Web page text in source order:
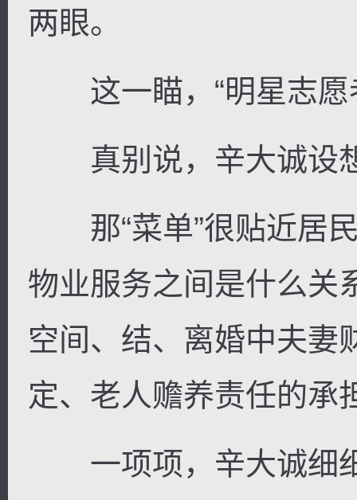
两眼。
这一瞄，“明星志愿
真别说，辛大诚设想
那“菜单”很贴近居民
物业服务之间是什么关
空间、结、离婚中夫妻
定、老人赡养责任的
一项项，辛大诚细